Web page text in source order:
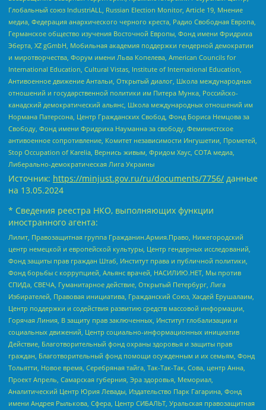
Глобальный союз IndustriALL, Russian Election Monitor, Article 19, Мнение
медиа, Федерация анархического черного креста, Радио Свободная Европа,
Германское общество изучения Восточной Европы, Фонд имени Фридриха
Эберта, XZ gGmbH, Мобильная академия поддержки гендерной демократии
и миротворчества, Форум имени Льва Копелева, American Councils for
International Education, Cultural Vistas, Institute of International Education,
Антивоенное движение Антальи, Открытый диалог, Школа международных
отношений и государственной политики им Питера Мунка, Российско-
канадский демократический альянс, Школа международных отношений им
Нормана Патерсона, Центр Гражданских Свобод, Фонд Бориса Немцова за
Свободу, Фонд имени Фридриха Науманна за свободу, Феминистское
антивоенное сопротивление, Комитет независимости Ингушетии, Прометей,
Stop Occupation of Karelia, Вернись живым, Фридом Хаус, СОТА медиа,
Либерально-демократическая Лига Украины
Источник: https://minjust.gov.ru/ru/documents/7756/ данные
на 13.05.2024
* Сведения реестра НКО, выполняющих функции
иностранного агента:
Лилит, Правозащитная группа Гражданин.Армия.Право, Нижегородский
центр немецкой и европейской культуры, Центр гендерных исследований,
Фонд защиты прав граждан Штаб, Институт права и публичной политики,
Фонд борьбы с коррупцией, Альянс врачей, НАСИЛИЮ.НЕТ, Мы против
СПИДа, СВЕЧА, Гуманитарное действие, Открытый Петербург, Лига
Избирателей, Правовая инициатива, Гражданский Союз, Хасдей Ерушалаим,
Центр поддержки и содействия развитию средств массовой информации,
Горячая Линия, В защиту прав заключенных, Институт глобализации и
социальных движений, Центр социально-информационных инициатив
Действие, Благотворительный фонд охраны здоровья и защиты прав
граждан, Благотворительный фонд помощи осужденным и их семьям, Фонд
Тольятти, Новое время, Серебряная тайга, Так-Так-Так, Сова, центр Анна,
Проект Апрель, Самарская губерния, Эра здоровья, Мемориал,
Аналитический Центр Юрия Левады, Издательство Парк Гагарина, Фонд
имени Андрея Рылькова, Сфера, Центр СИБАЛЬТ, Уральская правозащитная